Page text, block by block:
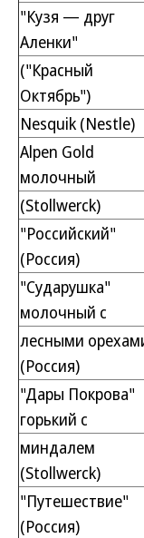
"Кузя — друг
Аленки"
("Красный
Октябрь")
Nesquik (Nestle)
Alpen Gold
молочный
(Stollwerck)
"Российский"
(Россия)
"Сударушка"
молочный с
лесными
(Россия)
"Дары Покрова"
горький с
миндалем
(Stollwerck)
"Путешествие"
(Россия)